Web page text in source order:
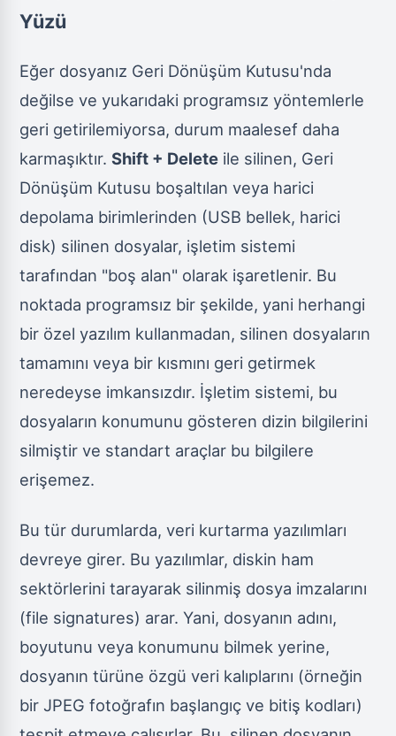
Yüzü
Eğer dosyanız Geri Dönüşüm Kutusu'nda
değilse ve yukarıdaki programsız yöntemlerle
geri getirilemiyorsa, durum maalesef daha
karmaşıktır.Shift + Delete ile silinen, Geri
Dönüşüm Kutusu boşaltılan veya harici
depolama birimlerinden (USB bellek, harici
disk) silinen dosyalar, işletim sistemi
tarafından "boş alan" olarak işaretlenir. Bu
noktada programsız bir şekilde, yani herhangi
bir özel yazılım kullanmadan, silinen dosyaların
tamamını veya bir kısmını geri getirmek
neredeyse imkansızdır. İşletim sistemi, bu
dosyaların konumunu gösteren dizin bilgilerini
silmiştir ve standart araçlar bu bilgilere
erişemez.
Bu tür durumlarda, veri kurtarma yazılımları
devreye girer. Bu yazılımlar, diskin ham
sektörlerini tarayarak silinmiş dosya imzalarını
(file signatures) arar. Yani, dosyanın adını,
boyutunu veya konumunu bilmek yerine,
dosyanın türüne özgü veri kalıplarını (örneğin
bir JPEG fotoğrafın başlangıç ve bitiş kodları)